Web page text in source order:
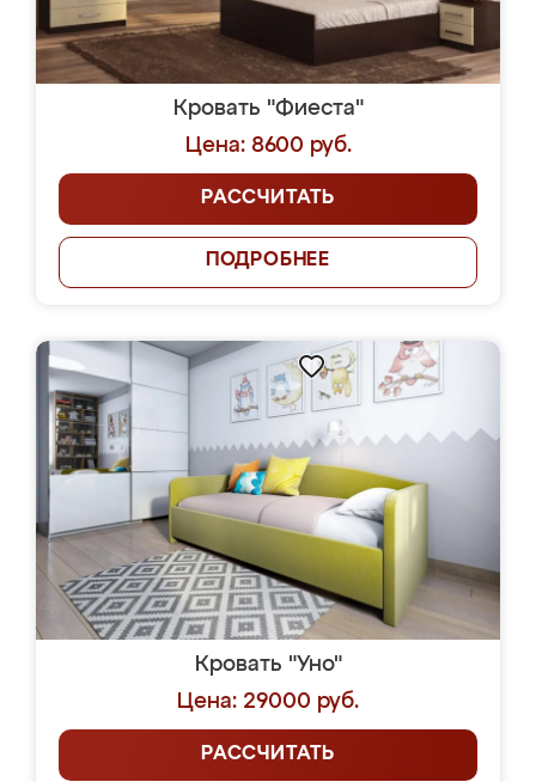
Кровать "Фиеста"
Цена: 8600 руб.
РАССЧИТАТЬ
ПОДРОБНЕЕ
Кровать "Уно"
Цена: 29000 руб.
РАССЧИТАТЬ